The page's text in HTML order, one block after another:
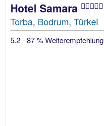
Hotel Samara
Torba, Bodrum, Türkei
5.2 - 87 % Weiterempfehlung